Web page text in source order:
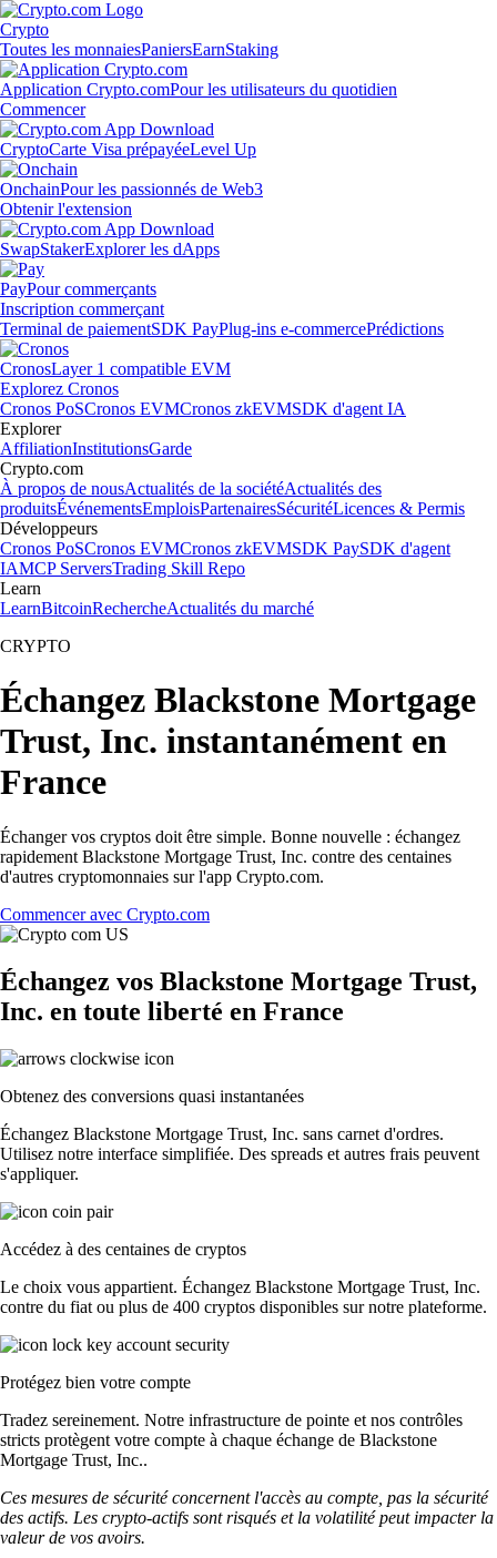
Crypto
Toutes les monnaiesPaniersEarnStaking
Application Crypto.comPour les utilisateurs du quotidien
Commencer
CryptoCarte Visa prépayéeLevel Up
OnchainPour les passionnés de Web3
Obtenir l'extension
SwapStakerExplorer les dApps
PayPour commerçants
Inscription commerçant
Terminal de paiementSDK PayPlug-ins e-commercePrédictions
CronosLayer 1 compatible EVM
Explorez Cronos
Cronos PoSCronos EVMCronos zkEVMSDK d'agent IA
Explorer
AffiliationInstitutionsGarde
Crypto.com
À propos de nousActualités de la sociétéActualités des
produitsÉvénementsEmploisPartenairesSécuritéLicences & Permis
Développeurs
Cronos PoSCronos EVMCronos zkEVMSDK PaySDK d'agent
IAMCP ServersTrading Skill Repo
Learn
LearnBitcoinRechercheActualités du marché
CRYPTO
Échangez Blackstone Mortgage
Trust, Inc. instantanément en
France
Échanger vos cryptos doit être simple. Bonne nouvelle : échangez
rapidement Blackstone Mortgage Trust, Inc. contre des centaines
d'autres cryptomonnaies sur l'app Crypto.com.
Commencer avec Crypto.com
Échangez vos Blackstone Mortgage Trust,
Inc. en toute liberté en France
Obtenez des conversions quasi instantanées
Échangez Blackstone Mortgage Trust, Inc. sans carnet d'ordres.
Utilisez notre interface simplifiée. Des spreads et autres frais peuvent
s'appliquer.
Accédez à des centaines de cryptos
Le choix vous appartient. Échangez Blackstone Mortgage Trust, Inc.
contre du fiat ou plus de 400 cryptos disponibles sur notre plateforme.
Protégez bien votre compte
Tradez sereinement. Notre infrastructure de pointe et nos contrôles
stricts protègent votre compte à chaque échange de Blackstone
Mortgage Trust, Inc..
Ces mesures de sécurité concernent l'accès au compte, pas la sécurité
des actifs. Les crypto-actifs sont risqués et la volatilité peut impacter la
valeur de vos avoirs.